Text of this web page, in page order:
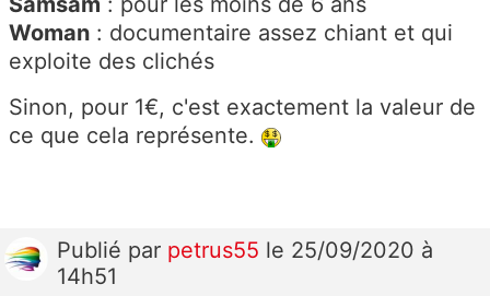
Woman : documentaire assez chiant et qui
exploite des clichés
Sinon, pour 1€, c'est exactement la valeur de
ce que cela représente.
Publié par petrus55 le 25/09/2020 à
14h51